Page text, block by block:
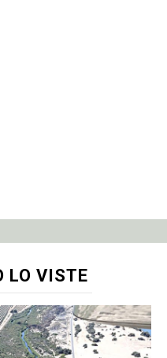
LO VISTE